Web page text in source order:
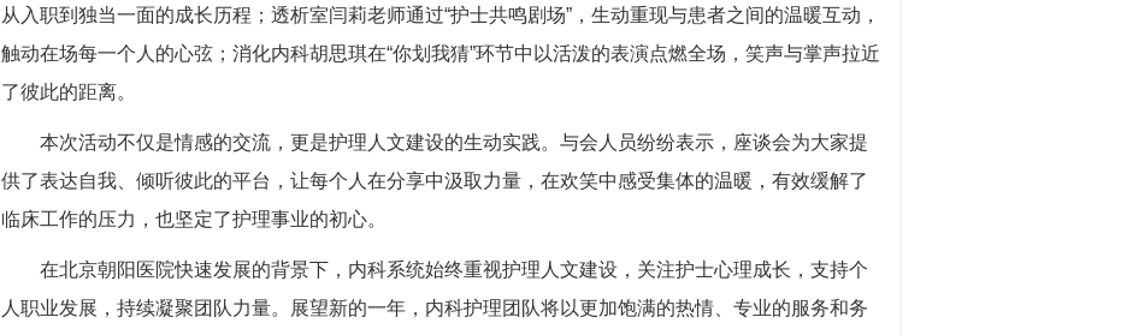
从入职到独当一面的成长历程；透析室闫莉老师通过“护士共鸣剧场”，生动重现与患者之间的温暖互动，
触动在场每一个人的心弦；消化内科胡思琪在“你划我猜”环节中以活泼的表演点燃全场，笑声与掌声拉近
了彼此的距离。
本次活动不仅是情感的交流，更是护理人文建设的生动实践。与会人员纷纷表示，座谈会为大家提
供了表达自我、倾听彼此的平台，让每个人在分享中汲取力量，在欢笑中感受集体的温暖，有效缓解了
临床工作的压力，也坚定了护理事业的初心。
在北京朝阳医院快速发展的背景下，内科系统始终重视护理人文建设，关注护士心理成长，支持个
人职业发展，持续凝聚团队力量。展望新的一年，内科护理团队将以更加饱满的热情、专业的服务和务